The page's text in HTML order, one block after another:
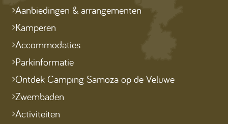
Aanbiedingen & arrangementen
Kamperen
Accommodaties
Parkinformatie
Ontdek Camping Samoza op de Veluwe
Zwembaden
Activiteiten